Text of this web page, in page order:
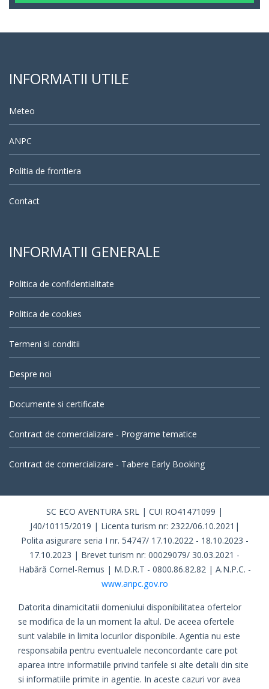
INFORMATII UTILE
Meteo
ANPC
Politia de frontiera
Contact
INFORMATII GENERALE
Politica de confidentialitate
Politica de cookies
Termeni si conditii
Despre noi
Documente si certificate
Contract de comercializare - Programe tematice
Contract de comercializare - Tabere Early Booking
SC ECO AVENTURA SRL | CUI RO41471099 |
J40/10115/2019 | Licenta turism nr: 2322/06.10.2021|
Polita asigurare seria I nr. 54747/ 17.10.2022 - 18.10.2023 -
17.10.2023 | Brevet turism nr: 00029079/ 30.03.2021 -
Habără Cornel-Remus | M.D.R.T - 0800.86.82.82 | A.N.P.C. -
www.anpc.gov.ro
Datorita dinamicitatii domeniului disponibilitatea ofertelor
se modifica de la un moment la altul. De aceea ofertele
sunt valabile in limita locurilor disponibile. Agentia nu este
responsabila pentru eventualele neconcordante care pot
aparea intre informatiile privind tarifele si alte detalii din site
si informatiile primite in agentie. In aceste cazuri vor avea